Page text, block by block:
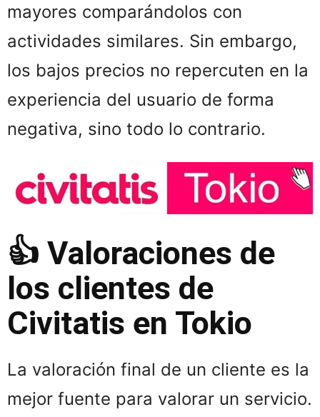
mayores comparándolos con
actividades similares. Sin embargo,
los bajos precios no repercuten en la
experiencia del usuario de forma
negativa, sino todo lo contrario.
👍 Valoraciones de
los clientes de
Civitatis en Tokio
La valoración final de un cliente es la
mejor fuente para valorar un servicio.